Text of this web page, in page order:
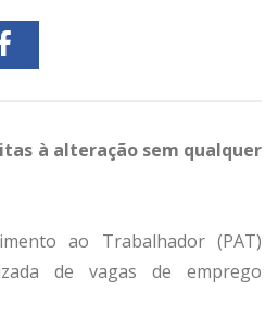
à alteração sem qualquer
ao Trabalhador (PAT)
de vagas de emprego